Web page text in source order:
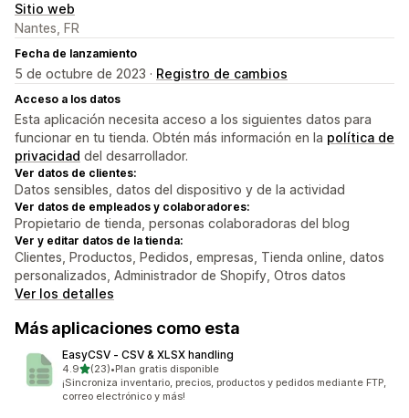
Sitio web
Nantes, FR
Fecha de lanzamiento
5 de octubre de 2023 · Registro de cambios
Acceso a los datos
Esta aplicación necesita acceso a los siguientes datos para
funcionar en tu tienda. Obtén más información en la política de
privacidad del desarrollador.
Ver datos de clientes:
Datos sensibles, datos del dispositivo y de la actividad
Ver datos de empleados y colaboradores:
Propietario de tienda, personas colaboradoras del blog
Ver y editar datos de la tienda:
Clientes, Productos, Pedidos, empresas, Tienda online, datos
personalizados, Administrador de Shopify, Otros datos
Ver los detalles
Más aplicaciones como esta
EasyCSV ‑ CSV & XLSX handling
4.9de 5 estrellas
(23)
23 reseñas en total
•Plan gratis disponible
¡Sincroniza inventario, precios, productos y pedidos mediante FTP,
correo electrónico y más!